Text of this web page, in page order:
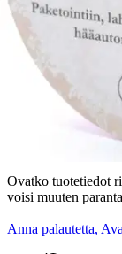
Oletko
Ovatko tuotetiedot
voisi muuten
Anna palautetta,